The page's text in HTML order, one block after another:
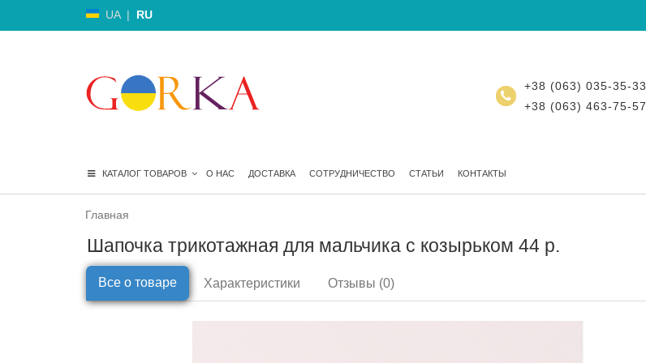
UA | RU
+38 (063) 035-35-33
+38 (063) 463-75-57
КАТАЛОГ ТОВАРОВ О НАС ДОСТАВКА СОТРУДНИЧЕСТВО СТАТЬИ КОНТАКТЫ
Главная
Шапочка трикотажная для мальчика с козырьком 44 р.
Все о товаре Характеристики Отзывы (0)